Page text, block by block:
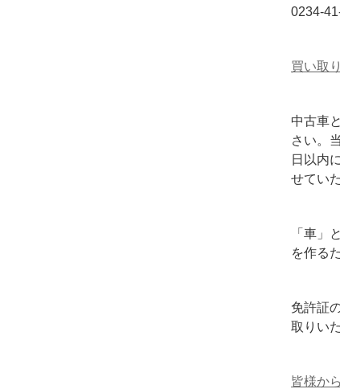
0234-
買い取
中古車
さい。
日以内
せてい
「車」
を作る
免許証
取りい
皆様か